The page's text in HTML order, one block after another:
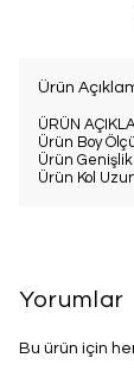
Ürün
ÜRÜN
Ürün Boy
Ürün Genişlik
Ürün Kol
Yorumlar
Bu ürün için